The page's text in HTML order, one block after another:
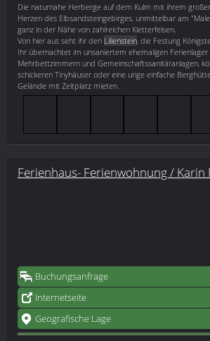
Die naturnahe Herberge auf dem Kulm mit ihrem
Herzen des Elbsandsteingebirges, unmittelbar am
ganz in der Nähe von zahlreichen Kletterfelsen.
Von hier aus seht ihr den Lilienstein , die Festung
Ihr übernachtet im unsaniertem ehemaligen
Mehrbettzimmern und Gemeinschaftssanitäranlagen,
schickeren Tinyhäuser oder eine urige einfache
Gelände mit Zeltplatz mieten.
Ferienhaus- Ferienwohnung / Karin
Buchungsanfrage
Internetseite
Geografische Lage